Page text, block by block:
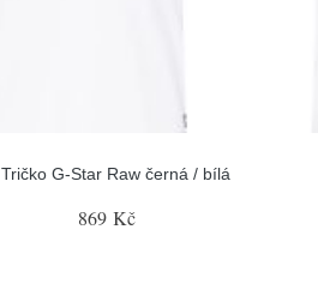
Tričko G-Star Raw černá / bílá
869 Kč